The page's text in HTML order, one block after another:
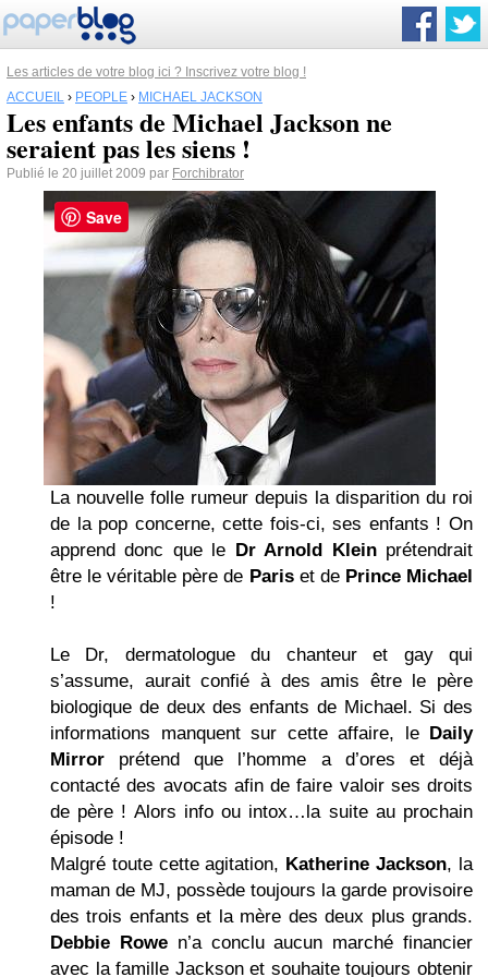
Les articles de votre blog ici ? Inscrivez votre blog !
ACCUEIL › PEOPLE › MICHAEL JACKSON
Les enfants de Michael Jackson ne
seraient pas les siens !
Publié le 20 juillet 2009 par Forchibrator
La nouvelle folle rumeur depuis la disparition du roi
de la pop concerne, cette fois-ci, ses enfants ! On
apprend donc que le Dr Arnold Kleinprétendrait
être le véritable père de Pariset de Prince Michael
!
Le Dr, dermatologue du chanteur et gay qui
s’assume, aurait confié à des amis être le père
biologique de deux des enfants de Michael. Si des
informations manquent sur cette affaire, le Daily
Mirror prétend que l’homme a d’ores et déjà
contacté des avocats afin de faire valoir ses droits
de père ! Alors info ou intox…la suite au prochain
épisode !
Malgré toute cette agitation, Katherine Jackson, la
maman de MJ, possède toujours la garde provisoire
des trois enfants et la mère des deux plus grands.
Debbie Rowen’a conclu aucun marché financier
avec la famille Jackson et souhaite toujours obtenir
Save